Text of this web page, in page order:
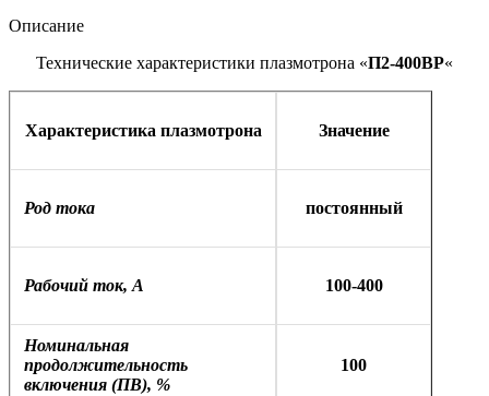
Описание
Технические характеристики плазмотрона «П2-400ВР«
Характеристика плазмотрона Значение
Род тока постоянный
Рабочий ток, А 100-400
Номинальная
продолжительность
включения (ПВ), %
100